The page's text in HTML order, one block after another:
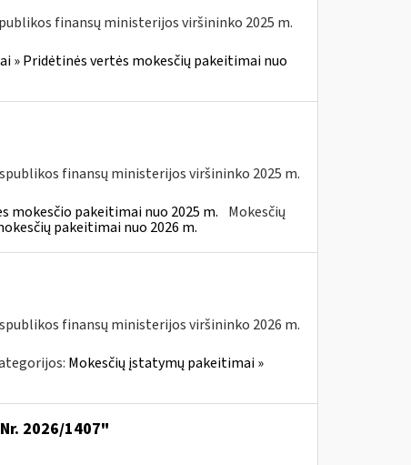
finansų ministerijos viršininko 2025 m.
» Pridėtinės vertės mokesčių pakeitimai nuo
finansų ministerijos viršininko 2025 m.
mokesčio pakeitimai nuo 2025 m. Mokesčių
pakeitimai nuo 2026 m.
finansų ministerijos viršininko 2026 m.
Mokesčių įstatymų pakeitimai »
2026/1407"